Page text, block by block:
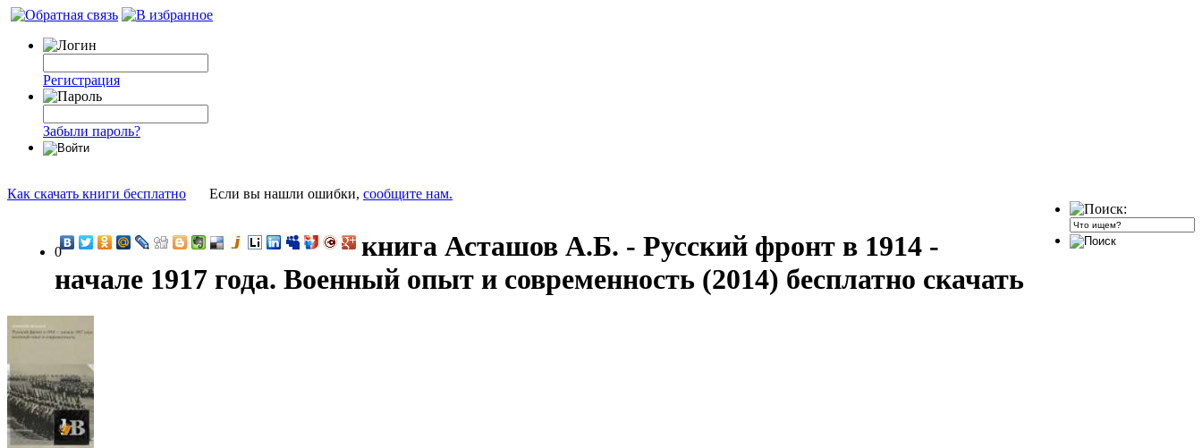
Регистрация
Забыли пароль?
Как скачать книги бесплатно Если вы нашли ошибки, сообщите нам.
0
книга Асташов А.Б. - Русский фронт в 1914 -
начале 1917 года. Военный опыт и современность (2014) бесплатно скачать